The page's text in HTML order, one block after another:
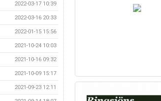
2022-03-17 10:39
2022-03-16 20:33
2022-01-15 15:56
2021-10-24 10:03
2021-10-16 09:32
2021-10-09 15:17
2021-09-23 12:11